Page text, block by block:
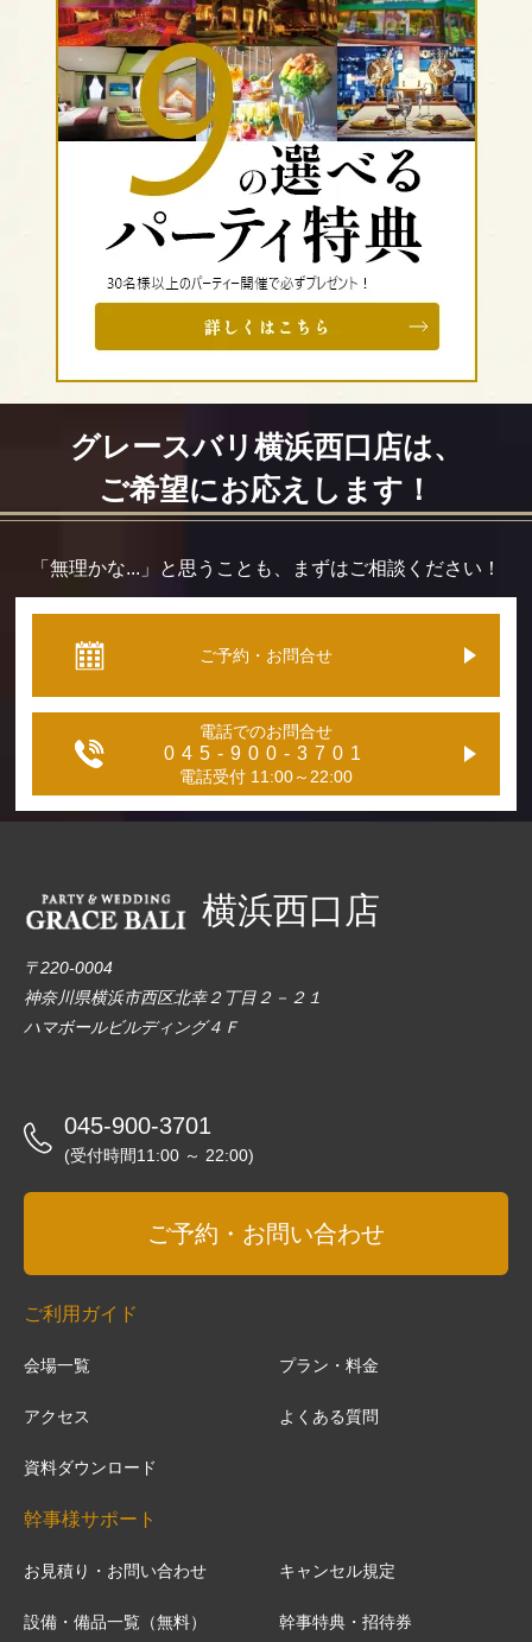
グレースバリ横浜西口店は、
ご希望にお応えします！
「無理かな...」と思うことも、まずはご相談ください！
ご予約・お問合せ
電話でのお問合せ
045-900-3701
電話受付 11:00～22:00
横浜西口店
〒220-0004
神奈川県横浜市西区北幸２丁目２－２１
ハマボールビルディング４Ｆ
045-900-3701
(受付時間11:00 ～ 22:00)
ご予約・お問い合わせ
ご利用ガイド
会場一覧 プラン・料金
アクセス よくある質問
資料ダウンロード
幹事様サポート
お見積り・お問い合わせ キャンセル規定
設備・備品一覧（無料） 幹事特典・招待券